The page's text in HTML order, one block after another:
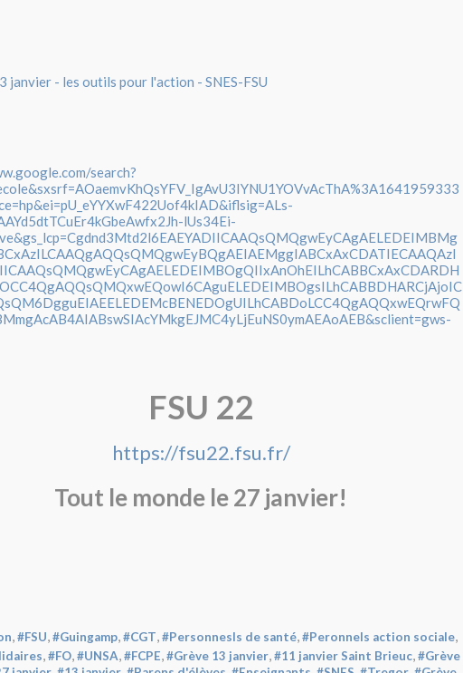
janvier - les outils pour l'action - SNES-FSU
search?
lUs34Ei-
FSU 22
https://fsu22.fsu.fr/
Tout le monde le 27 janvier!
,#FSU,#Guingamp,#CGT,#Personnesls de santé,#Peronnels action sociale,
,#FO,#UNSA,#FCPE,#Grève 13 janvier,#11 janvier Saint Brieuc,#Grève